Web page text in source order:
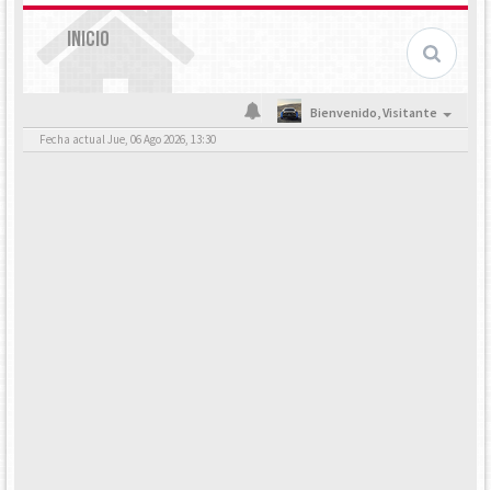
INICIO
Bienvenido,Visitante
Fecha actual Jue, 06 Ago 2026, 13:30